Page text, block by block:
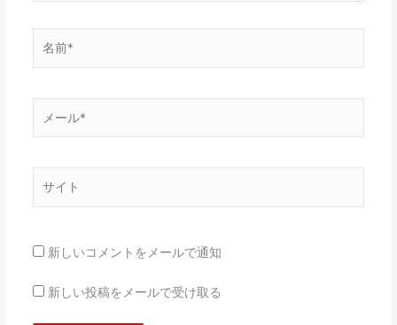
ー
*
新しいコメントをメールで通知
新しい投稿をメールで受け取る